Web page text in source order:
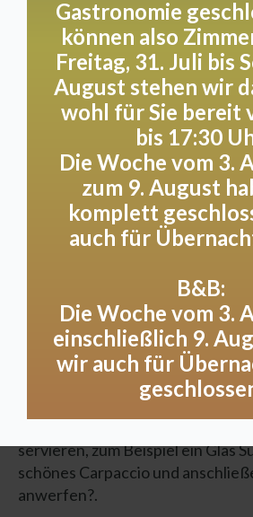
Wir versuchen, so viel wie
und Produktlieferanten zu
ursprünglichen “altmodischen”
Geschmäckern nahekommen.
möglich, minimalen Zusätzen wie
und Aromastoffen. Kochen mit
Oft mit lokalen Produkten und
Unternehmern mit Vision. Dieses
8 Personen möglich.
Sich in einem unserer Garten-
niederlassen, die Beine
einem Tisch unter einem der
Bäume? Mit einem Grill sind Sie
schön gedeckter Tisch auf
Blumen und Kerzen ist möglich.
servieren, zum Beispiel ein Glas
schönes Carpaccio und
anwerfen?.
Gastronomie
können also
Freitag, 31. Juli bis
August stehen wir
wohl für Sie bereit
bis 17:30
Die Woche vom 3.
zum 9. August
komplett
auch für
B&B:
Die Woche vom 3.
einschließlich 9.
wir auch für